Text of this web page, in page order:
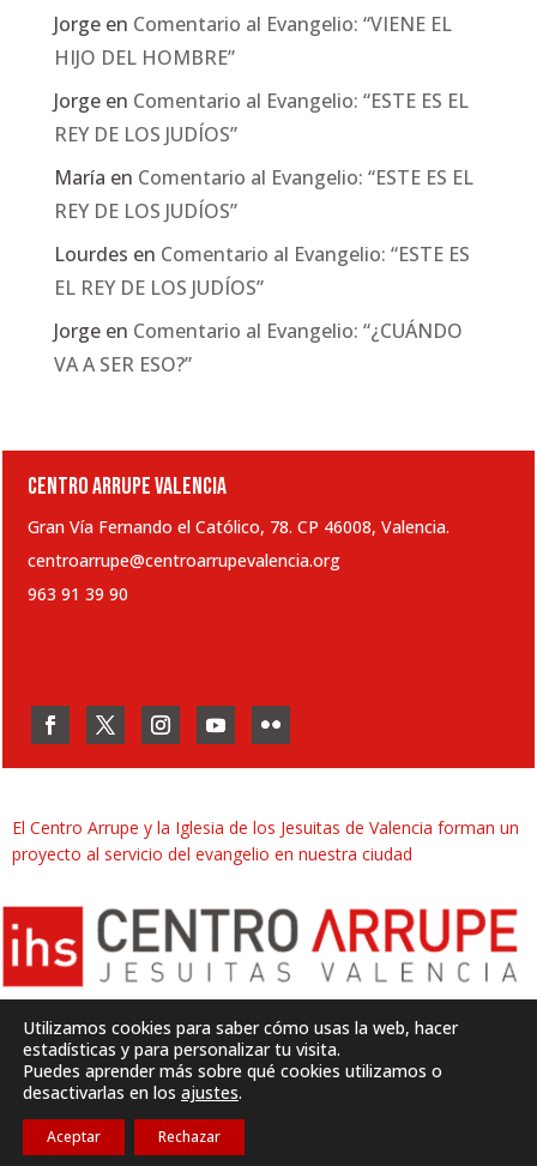
Jorgeen Comentario al Evangelio: “VIENE EL
HIJO DEL HOMBRE”
Jorgeen Comentario al Evangelio: “ESTE ES EL
REY DE LOS JUDÍOS”
María en Comentario al Evangelio: “ESTE ES EL
REY DE LOS JUDÍOS”
Lourdes en Comentario al Evangelio: “ESTE ES
EL REY DE LOS JUDÍOS”
Jorgeen Comentario al Evangelio: “¿CUÁNDO
VA A SER ESO?”
CENTRO ARRUPE VALENCIA
Gran Vía Fernando el Católico, 78. CP 46008, Valencia.
centroarrupe@centroarrupevalencia.org
963 91 39 90
El Centro Arrupe y la Iglesia de los Jesuitas de Valencia forman un
proyecto al servicio del evangelio en nuestra ciudad
Desarrollado porSJDigital
Política de privacidad
Utilizamos cookies para saber cómo usas la web, hacer
estadísticas y para personalizar tu visita.
Puedes aprender más sobre qué cookies utilizamos o
desactivarlas en los ajustes.
Aceptar Rechazar